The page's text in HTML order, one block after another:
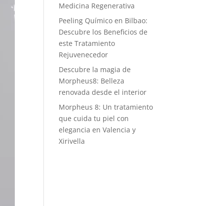
Medicina Regenerativa
Peeling Químico en Bilbao:
Descubre los Beneficios de
este Tratamiento
Rejuvenecedor
Descubre la magia de
Morpheus8: Belleza
renovada desde el interior
Morpheus 8: Un tratamiento
que cuida tu piel con
elegancia en Valencia y
Xirivella